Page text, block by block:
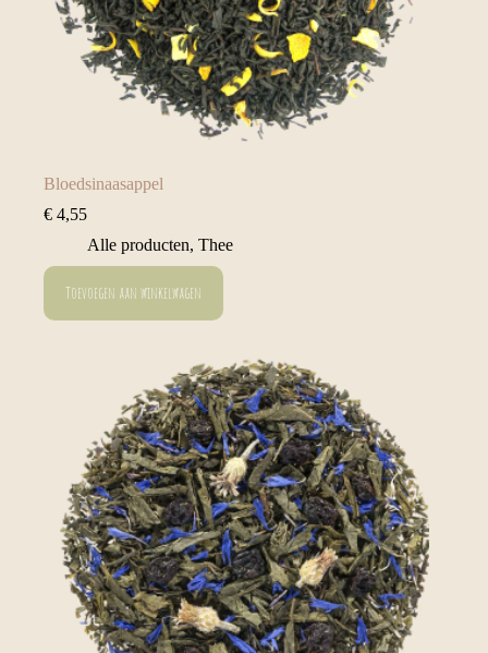
Bloedsinaasappel
€ 4,55
Alle producten, Thee
Toevoegen aan winkelwagen